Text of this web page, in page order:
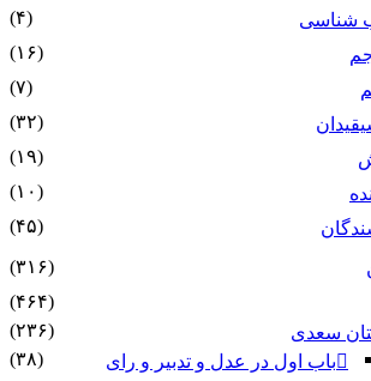
شناسی
(۴)
(۱۶)
(۷)
(۳۲)
(۱۹)
(۱۰)
(۴۵)
(۳۱۶)
(۴۶۴)
سعدی
(۲۳۶)
باب اول در عدل و تدبیر و رای
(۳۸)